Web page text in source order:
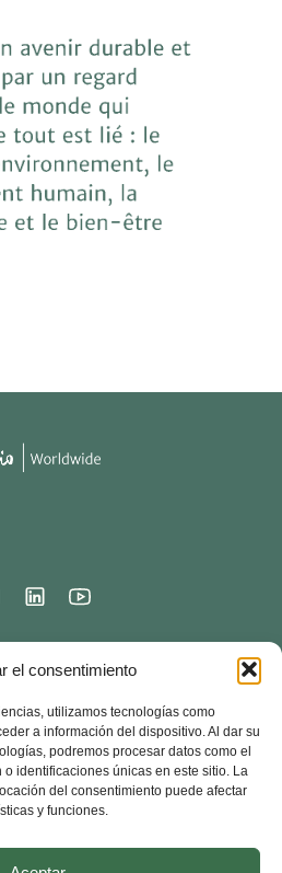
el consentimiento
utilizamos tecnologías como
a información del dispositivo. Al dar su
podremos procesar datos como el
identificaciones únicas en este sitio. La
del consentimiento puede afectar
y funciones.
internacional
– Francia
Contacto
1 30 83 03 90
los derechos reservados – 2024